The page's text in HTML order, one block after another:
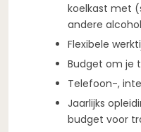
koelkast met
andere
Flexibele
Budget om je
Telefoon-,
Jaarlijks
budget voor